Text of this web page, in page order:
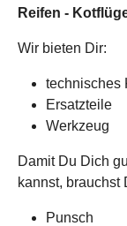
Reifen -
Wir bieten Dir:
technisches
Ersatzteile
Werkzeug
Damit Du Dich
kannst, brauchst
Punsch